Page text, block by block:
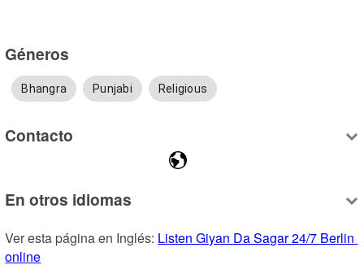
Géneros
Bhangra Punjabi Religious
Contacto
En otros idiomas
Ver esta página en Inglés: Listen Giyan Da Sagar 24/7 Berlin
online